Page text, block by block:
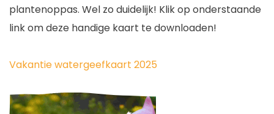
plantenoppas. Wel zo duidelijk! Klik op onderstaande
link om deze handige kaart te downloaden!
Vakantie watergeefkaart 2025